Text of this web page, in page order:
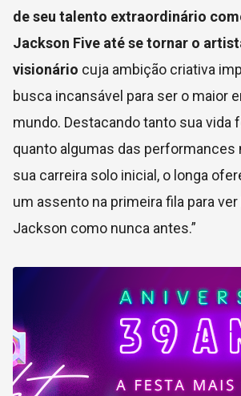
de seu talento extraordinário
Jackson Five até se tornar o
visionário cuja ambição criativa
busca incansável para ser o maior
mundo. Destacando tanto sua vida
quanto algumas das performances
sua carreira solo inicial, o longa
um assento na primeira fila para ver
Jackson como nunca antes.”